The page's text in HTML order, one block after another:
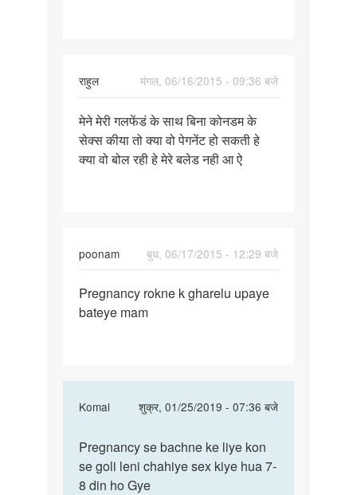
राहुल
मंगल, 06/16/2015 - 09:36 बजे
मेने
मेरी
गलफेंडं
मेने मेरी गलफेंडं के साथ बिना कोनडम के
सेक्स कीया तो क्या वो पेगनेंट हो सकती हे
क्या वो बोल रही हे मेरे बलेड नही आ ऐ
poonam
बुध, 06/17/2015 - 12:29 बजे
Pregnancy
rokne
Pregnancy rokne k gharelu upaye
bateye mam
Komal
शुक्र, 01/25/2019 - 07:36 बजे
to
Pregnancy
rokne
Pregnancy
se
bachne
Pregnancy se bachne ke liye kon
se goli leni chahiye sex kiye hua 7-
8 din ho Gye